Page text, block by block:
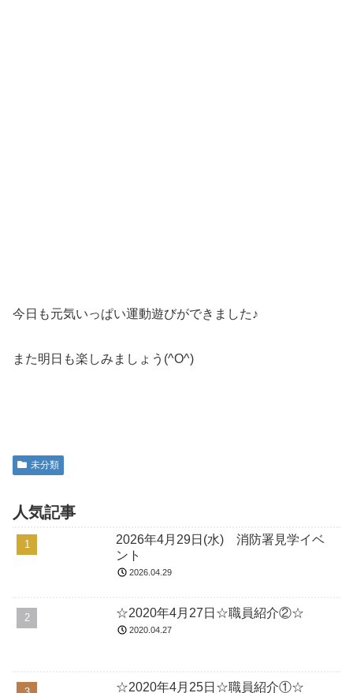
今日も元気いっぱい運動遊びができました♪
また明日も楽しみましょう(^O^)
未分類
人気記事
2026年4月29日(水) 消防署見学イベ
ント
2026.04.29
☆2020年4月27日☆職員紹介②☆
2020.04.27
☆2020年4月25日☆職員紹介①☆